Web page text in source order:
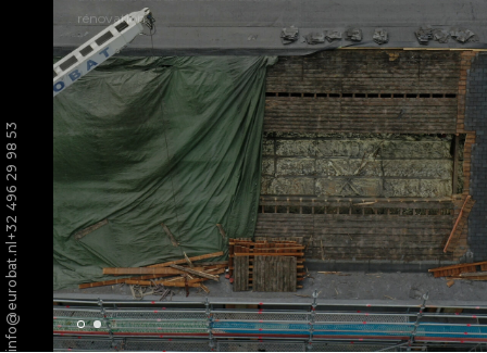
EN SAVOIR PLUS
info@eurobat.nl
+32 496 29 98 53